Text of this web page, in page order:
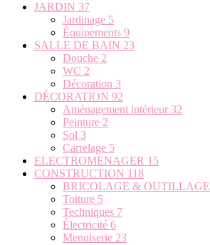
JARDIN 37
Jardinage 5
Équipements 9
SALLE DE BAIN 23
Douche 2
WC 2
Décoration 3
DÉCORATION 92
Aménagement intérieur 32
Peinture 2
Sol 3
Carrelage 5
ELECTROMENAGER 15
CONSTRUCTION 118
BRICOLAGE & OUTILLAGE
Toiture 5
Techniques 7
Électricité 6
Menuiserie 23